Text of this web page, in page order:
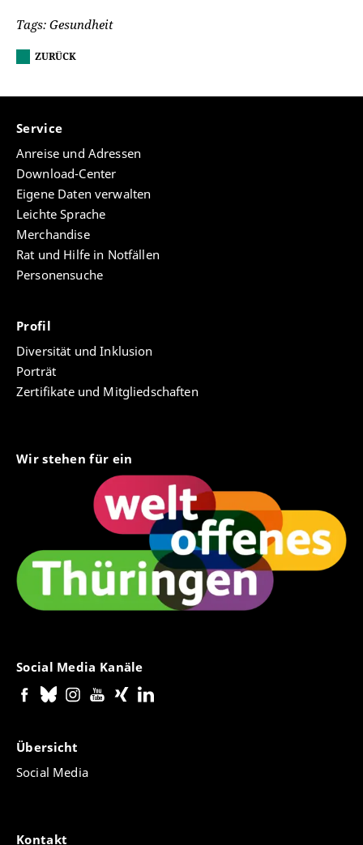
Tags: Gesundheit
ZURÜCK
Service
Anreise und Adressen
Download-Center
Eigene Daten verwalten
Leichte Sprache
Merchandise
Rat und Hilfe in Notfällen
Personensuche
Profil
Diversität und Inklusion
Porträt
Zertifikate und Mitgliedschaften
Wir stehen für ein
Social Media Kanäle
Übersicht
Social Media
Kontakt